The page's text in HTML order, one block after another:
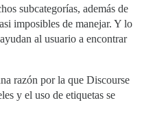
subcategorías, además de
imposibles de manejar. Y lo
al usuario a encontrar
razón por la que Discourse
y el uso de etiquetas se